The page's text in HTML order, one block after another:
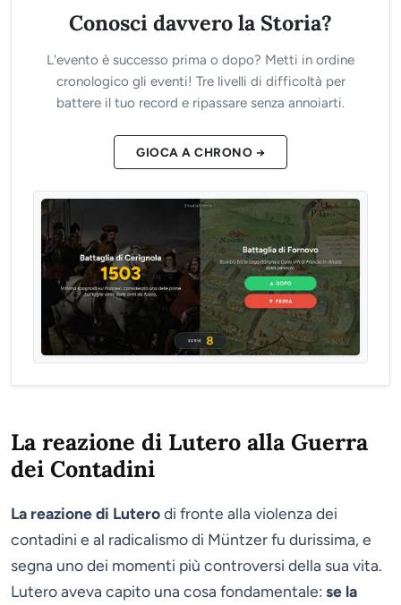
Conosci davvero la Storia?
L'evento è successo prima o dopo? Metti in ordine
cronologico gli eventi! Tre livelli di difficoltà per
battere il tuo record e ripassare senza annoiarti.
GIOCA A CHRONO →
La reazione di Lutero alla Guerra
dei Contadini
La reazione di Luterodi fronte alla violenza dei
contadini e al radicalismo di Müntzer fu durissima, e
segna uno dei momenti più controversi della sua vita.
Lutero aveva capito una cosa fondamentale: se la